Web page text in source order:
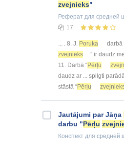
zvejnieks"
Реферат для средней
17
... . 8. J. Poruka darbā
zvejnieks
” ir daudz
11. Darbā “Pērļu
daudz ar ... spilgti
stāstā “Pērļu
Jautājumi par Jāņa
darbu "Pērļu
Конспект для средней